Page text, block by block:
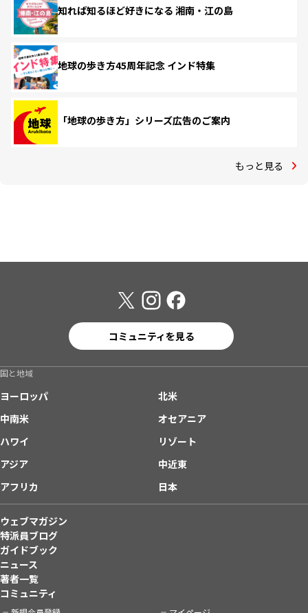
知れば知るほど好きになる 湘南・江の島
地球の歩き方45周年記念 インド特集
「地球の歩き方」シリーズ広告のご案内
もっと見る
コミュニティを見る
国と地域
ヨーロッパ
北米
中南米
オセアニア
ハワイ
リゾート
アジア
中近東
アフリカ
日本
ウェブマガジン
特派員ブログ
ガイドブック
ニュース
著者一覧
コミュニティ